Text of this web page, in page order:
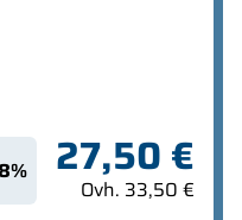
27,50 €
Ovh. 33,50 €